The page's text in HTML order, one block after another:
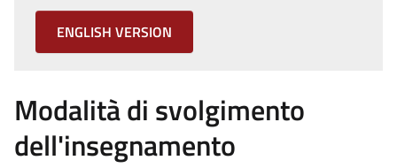
ENGLISH VERSION
Modalità di svolgimento
dell'insegnamento